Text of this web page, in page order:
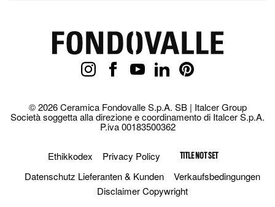
© 2026 Ceramica Fondovalle S.p.A. SB | Italcer Group
Società soggetta alla direzione e coordinamento di Italcer S.p.A.
P.iva 00183500362
Ethikkodex Privacy Policy TITLE NOT SET
Datenschutz Lieferanten & Kunden
Verkaufsbedingungen
Disclaimer Copywright